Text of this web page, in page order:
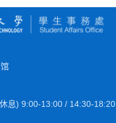
息) 9:00-13:00 / 14:30-18:20